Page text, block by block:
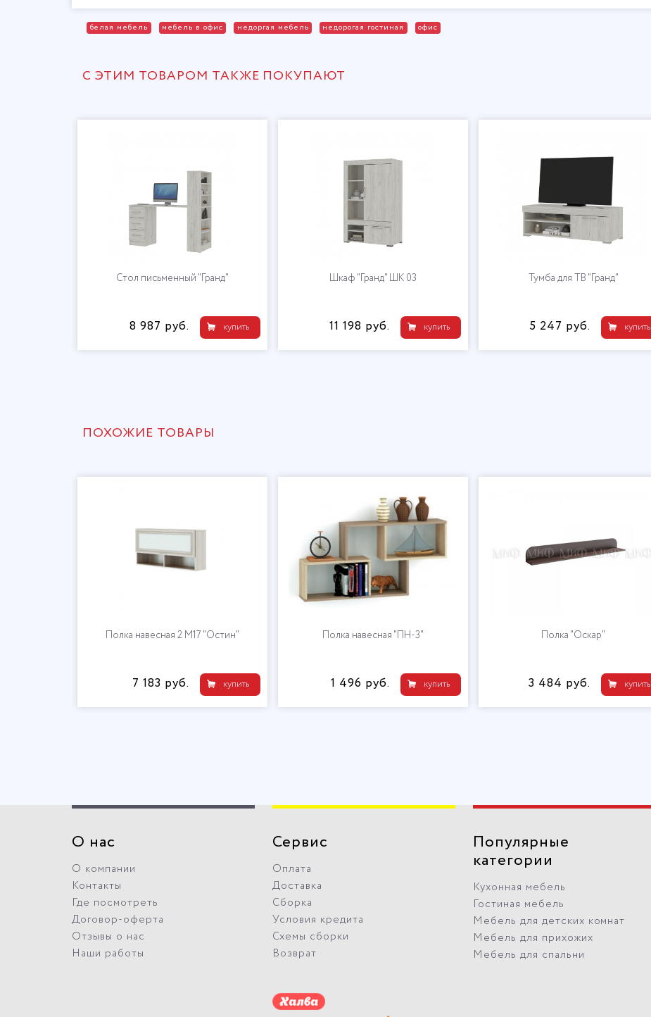
белая мебель мебель в офис недоргая мебель недорогая гостиная офис
С ЭТИМ ТОВАРОМ ТАКЖЕ ПОКУПАЮТ
Стол письменный "Гранд"
купить
8 987 руб.
Шкаф "Гранд" ШК 03
купить
11 198 руб.
Тумба для ТВ "Гранд"
купить
5 247 руб.
ПОХОЖИЕ ТОВАРЫ
Полка навесная 2 М17 "Остин"
купить
7 183 руб.
Полка навесная "ПН-3"
купить
1 496 руб.
Полка "Оскар"
купить
3 484 руб.
О нас
О компании
Контакты
Где посмотреть
Договор-оферта
Отзывы о нас
Наши работы
Сервис
Оплата
Доставка
Сборка
Условия кредита
Схемы сборки
Возврат
Популярные
категории
Кухонная мебель
Гостиная мебель
Мебель для детских комнат
Мебель для прихожих
Мебель для спальни